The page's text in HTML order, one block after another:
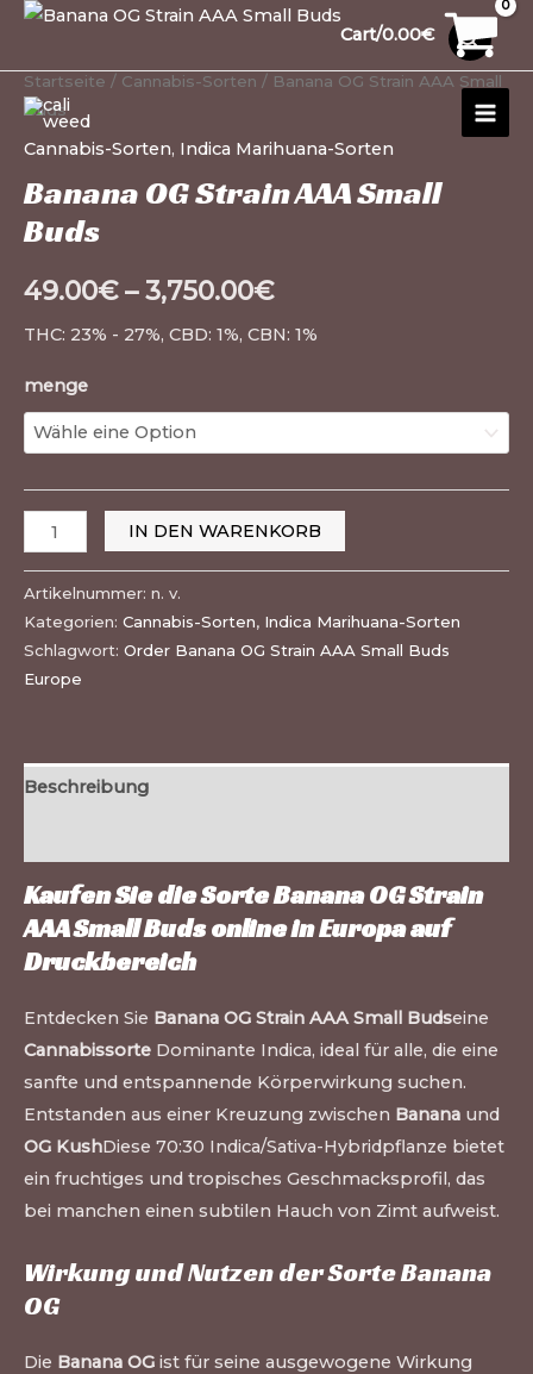
Zum
springen
Cart/0.00€
Startseite / Cannabis-Sorten / Banana OG Strain AAA Small
Buds
Cannabis-Sorten, Indica Marihuana-Sorten
Banana OG Strain AAA Small
Buds
49.00€–3,750.00€
THC: 23% - 27%, CBD: 1%, CBN: 1%
menge
Banana
Strain
AAA
Small
Menge
IN DEN WARENKORB
Artikelnummer: n. v.
Kategorien: Cannabis-Sorten, Indica Marihuana-Sorten
Schlagwort: Order Banana OG Strain AAA Small Buds
Europe
Beschreibung
Kaufen Sie die Sorte Banana OG Strain
AAA Small Buds online in Europa auf
Druckbereich
Entdecken Sie Banana OG Strain AAA Small Budseine
Cannabissorte Dominante Indica, ideal für alle, die eine
sanfte und entspannende Körperwirkung suchen.
Entstanden aus einer Kreuzung zwischen Banana und
OG KushDiese 70:30 Indica/Sativa-Hybridpflanze bietet
ein fruchtiges und tropisches Geschmacksprofil, das
bei manchen einen subtilen Hauch von Zimt aufweist.
Wirkung und Nutzen der Sorte Banana
OG
Die Banana OG ist für seine ausgewogene Wirkung
Produkte
Produkte
Produkt
Produkt
Produkt
30
ProdukteProdukte
10
Produkte
Produkte
10
Produkte
Produkte
Produkte
Produkte
Produkte
Produkte
Produkte
Produkte